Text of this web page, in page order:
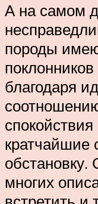
А на самом
породы
благодаря
кратчайшие
обстановку.
многих